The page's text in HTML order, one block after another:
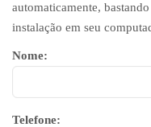
automaticamente,
instalação em seu
Nome:
Telefone: